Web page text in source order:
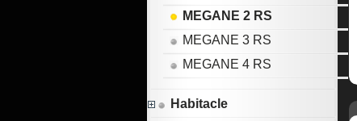
MEGANE 2 RS
MEGANE 3 RS
MEGANE 4 RS
Habitacle